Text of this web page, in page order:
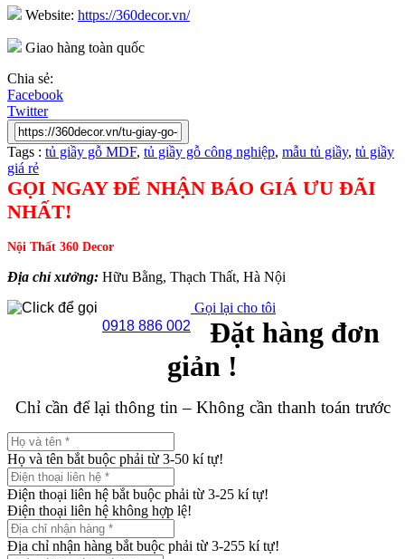
Website: https://360decor.vn/
Giao hàng toàn quốc
Chia sẻ:
Facebook
Twitter
Tags : tủ giầy gỗ MDF, tủ giầy gỗ công nghiệp, mẫu tủ giầy, tủ giầy
giá rẻ
GỌI NGAY ĐỂ NHẬN BÁO GIÁ ƯU ĐÃI
NHẤT!
Nội Thất 360 Decor
Địa chỉ xưởng: Hữu Bằng, Thạch Thất, Hà Nội
0918 886 002
Gọi lại cho tôi
Đặt hàng đơn
giản !
Chỉ cần để lại thông tin – Không cần thanh toán trước
Họ và tên bắt buộc phải từ 3-50 kí tự!
Điện thoại liên hệ bắt buộc phải từ 3-25 kí tự!
Điện thoại liên hệ không hợp lệ!
Địa chỉ nhận hàng bắt buộc phải từ 3-255 kí tự!